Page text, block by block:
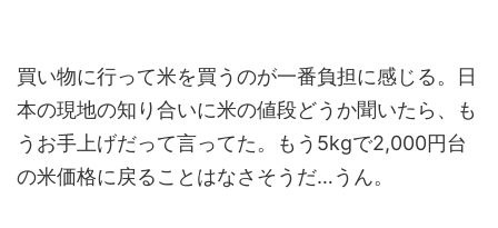
買い物に行って米を買うのが一番負担に感じる。日
本の現地の知り合いに米の値段どうか聞いたら、も
うお手上げだって言ってた。もう5kgで2,000円台
の米価格に戻ることはなさそうだ…うん。